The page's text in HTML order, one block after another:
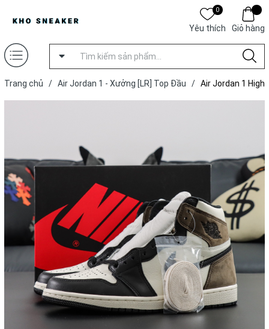
0
Yêu thích Giỏ hàng
Trang chủ / Air Jordan 1 - Xưởng [LR] Top Đầu / Air Jordan 1 High